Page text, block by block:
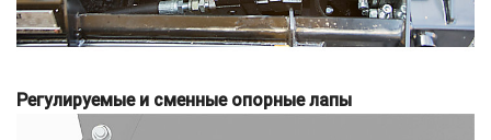
Регулируемые и сменные опорные лапы